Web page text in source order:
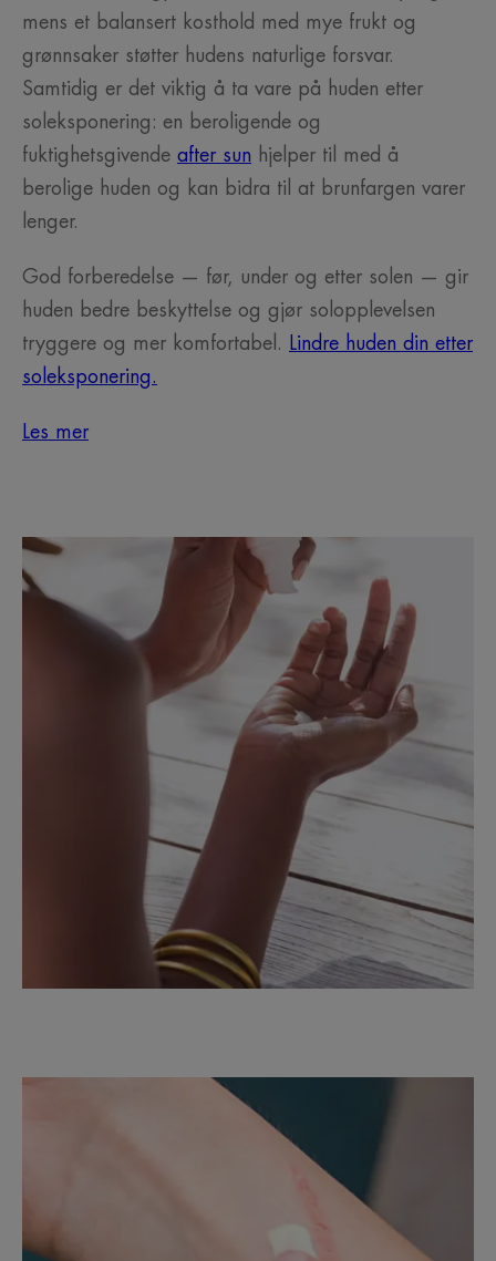
mens et balansert kosthold med mye frukt og
grønnsaker støtter hudens naturlige forsvar.
Samtidig er det viktig å ta vare på huden etter
soleksponering: en beroligende og
fuktighetsgivende after sun hjelper til med å
berolige huden og kan bidra til at brunfargen varer
lenger.
God forberedelse — før, under og etter solen — gir
huden bedre beskyttelse og gjør solopplevelsen
tryggere og mer komfortabel.
Lindre huden din etter
soleksponering.
Les mer